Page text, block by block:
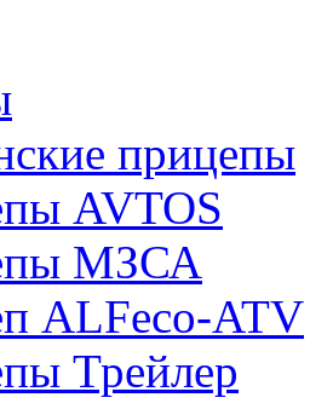
прицепы
AVTOS
МЗСА
ALFeco-ATV
Трейлер